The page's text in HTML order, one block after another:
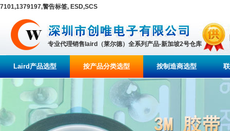
7101,1379197,警告标签, ESD,SCS
专业代理销售laird（莱尔德）全系列产品-新加坡2号仓库
Laird产品选型 按产品分类选型 按制造商选型